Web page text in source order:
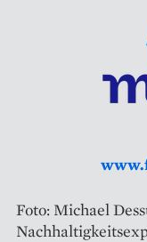
Foto: Michael